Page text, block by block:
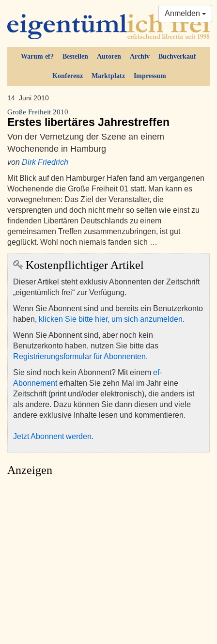
Warum ef? Bestellen Autoren Archiv Buchverkauf
Konferenz Marktplatz Impressum
Anmelden
14. Juni 2010
Große Freiheit 2010
Erstes libertäres Jahrestreffen
Von der Vernetzung der Szene an einem
Wochenende in Hamburg
von Dirk Friedrich
Mit Blick auf den Hamburger Hafen fand am vergangenen
Wochenende die Große Freiheit 01 statt. Man kann es
vorwegnehmen: Das Ziel der Veranstalter, die
versprengten und doch nicht mehr so selten wie einst zu
findenden Libertären Deutschlands zu einem
gemeinsamen Treffen zusammenzubringen, ist gut
geglückt. Wohl noch niemals fanden sich …
Kostenpflichtiger Artikel
Dieser Artikel steht exklusiv Abonnenten der Zeitschrift
„eigentümlich frei“ zur Verfügung.
Wenn Sie Abonnent sind und bereits ein Benutzerkonto
haben, klicken Sie bitte hier, um sich anzumelden.
Wenn Sie Abonnent sind, aber noch kein
Benutzerkonto haben, nutzen Sie bitte das
Registrierungsformular für Abonnenten.
Sie sind noch kein Abonnent? Mit einem ef-
Abonnementerhalten Sie zehn Mal im Jahr eine
Zeitschrift (print und/oder elektronisch), die anders ist
als andere. Dazu können Sie dann diesen und viele
andere exklusive Inhalte lesen und kommentieren.
Jetzt Abonnent werden.
Anzeigen